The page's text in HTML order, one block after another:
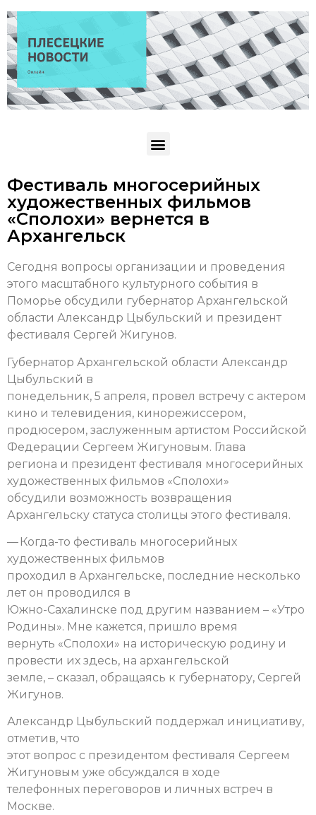
Фестиваль многосерийных
художественных фильмов
«Сполохи» вернется в
Архангельск
Сегодня вопросы организации и проведения
этого масштабного культурного события в
Поморье обсудили губернатор Архангельской
области Александр Цыбульский и президент
фестиваля Сергей Жигунов.
Губернатор Архангельской области Александр
Цыбульский в
понедельник, 5 апреля, провел встречу с актером
кино и телевидения, кинорежиссером,
продюсером, заслуженным артистом Российской
Федерации Сергеем Жигуновым. Глава
региона и президент фестиваля многосерийных
художественных фильмов «Сполохи»
обсудили возможность возвращения
Архангельску статуса столицы этого фестиваля.
— Когда-то фестиваль многосерийных
художественных фильмов
проходил в Архангельске, последние несколько
лет он проводился в
Южно-Сахалинске под другим названием – «Утро
Родины». Мне кажется, пришло время
вернуть «Сполохи» на историческую родину и
провести их здесь, на архангельской
земле, – сказал, обращаясь к губернатору, Сергей
Жигунов.
Александр Цыбульский поддержал инициативу,
отметив, что
этот вопрос с президентом фестиваля Сергеем
Жигуновым уже обсуждался в ходе
телефонных переговоров и личных встреч в
Москве.